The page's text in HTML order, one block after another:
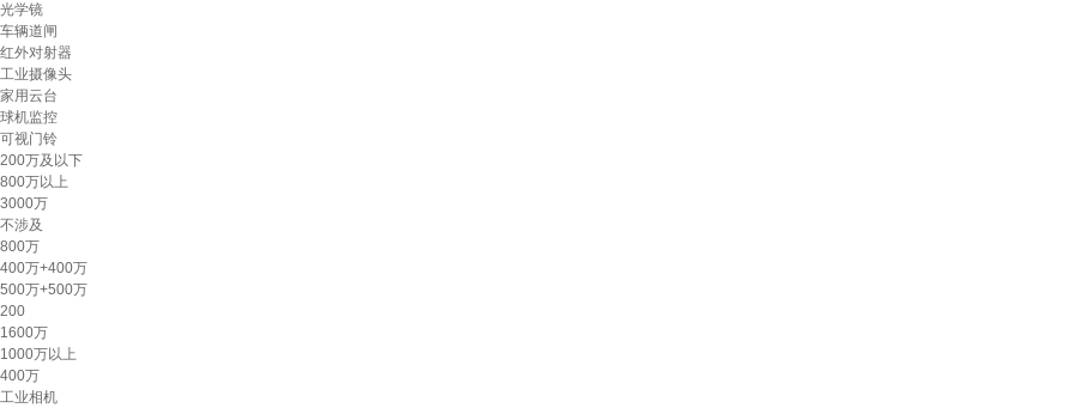
光学镜
车辆道闸
红外对射器
工业摄像头
家用云台
球机监控
可视门铃
200万及以下
800万以上
3000万
不涉及
800万
400万+400万
500万+500万
200
1600万
1000万以上
400万
工业相机